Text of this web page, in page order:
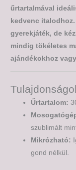
űrtartalmával
kedvenc
gyerekjáték, de
mindig tökéletes
ajándékokhoz
Űrtartalom:
szublimált
Mikrózható:
gond nélkül.